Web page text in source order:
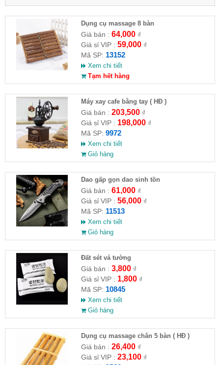
Dụng cụ massage 8 bàn
Giá bán : 64,000₫
Giá sỉ VIP : 59,000₫
Mã SP: 13152
Xem chi tiết
Tạm hết hàng
Máy xay cafe bằng tay ( HĐ )
Giá bán : 203,500₫
Giá sỉ VIP : 198,000₫
Mã SP: 9972
Xem chi tiết
Giỏ hàng
Dao gấp gọn dao sinh tồn
Giá bán : 61,000₫
Giá sỉ VIP : 56,000₫
Mã SP: 11513
Xem chi tiết
Giỏ hàng
Đất sét vá tường
Giá bán : 3,800₫
Giá sỉ VIP : 1,800₫
Mã SP: 10845
Xem chi tiết
Giỏ hàng
Dụng cụ massage chân 5 bàn ( HĐ )
Giá bán : 26,400₫
Giá sỉ VIP : 23,100₫